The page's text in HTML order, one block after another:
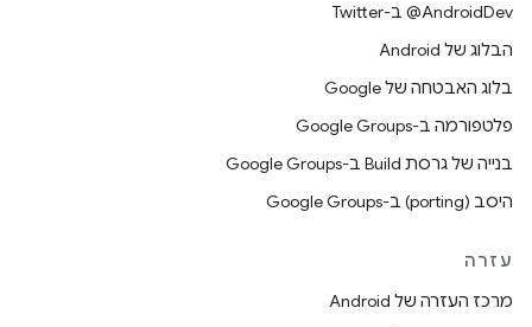
‎@AndroidDev ב-Twitter
הבלוג של Android
בלוג האבטחה של Google
פלטפורמה ב-Google Groups
בנייה של גרסת Build ב-Google Groups
היסב (porting) ב-Google Groups
עזרה
מרכז העזרה של Android